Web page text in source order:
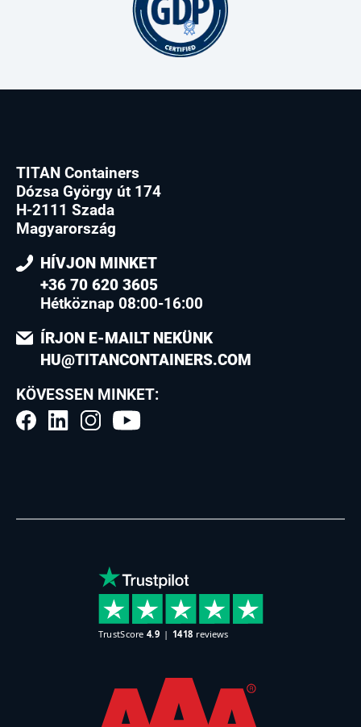
TITAN Containers
Dózsa György út 174
H-2111 Szada
Magyarország
HÍVJON MINKET
+36 70 620 3605
Hétköznap 08:00-16:00
ÍRJON E-MAILT NEKÜNK
HU@TITANCONTAINERS.COM
KÖVESSEN MINKET: